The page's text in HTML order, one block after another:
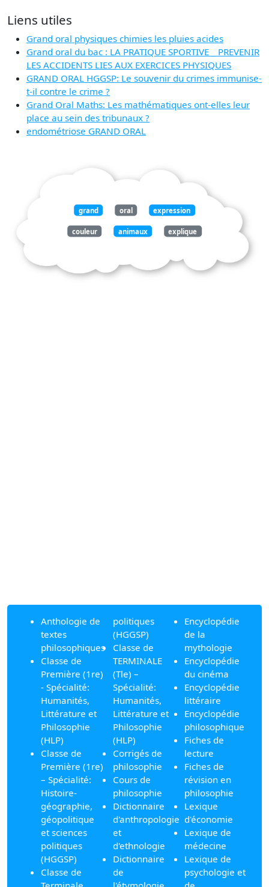
Liens utiles
Grand oral physiques chimies les pluies acides
Grand oral du bac : LA PRATIQUE SPORTIVE _ PREVENIR
LES ACCIDENTS LIES AUX EXERCICES PHYSIQUES
GRAND ORAL HGGSP: Le souvenir du crimes immunise-
t-il contre le crime ?
Grand Oral Maths: Les mathématiques ont-elles leur
place au sein des tribunaux ?
endométriose GRAND ORAL
grand oral expression
couleur animaux explique
Anthologie de
textes
philosophiques
Classe de
Première (1re)
- Spécialité:
Humanités,
Littérature et
Philosophie
(HLP)
Classe de
Première (1re)
– Spécialité:
Histoire-
géographie,
géopolitique
et sciences
politiques
(HGGSP)
Classe de
politiques
(HGGSP)
Classe de
TERMINALE
(Tle) –
Spécialité:
Humanités,
Littérature et
Philosophie
(HLP)
Corrigés de
philosophie
Cours de
philosophie
Dictionnaire
d'anthropologie
et
d'ethnologie
Dictionnaire
de
Encyclopédie
de la
mythologie
Encyclopédie
du cinéma
Encyclopédie
littéraire
Encyclopédie
philosophique
Fiches de
lecture
Fiches de
révision en
philosophie
Lexique
d'économie
Lexique de
médecine
Lexique de
psychologie et